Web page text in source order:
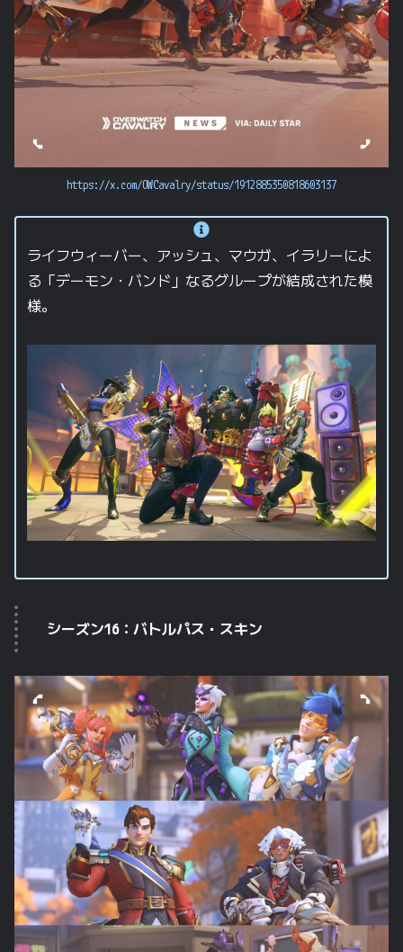
https://x.com/OWCavalry/status/1912885350818603137
ライフウィーバー、アッシュ、マウガ、イラリーによ
る「デーモン・バンド」なるグループが結成された模
様。
シーズン16：バトルパス・スキン